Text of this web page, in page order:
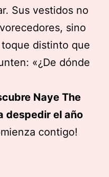
Sus vestidos no
sino
distinto que
«¿De dónde
Naye The
despedir el año
contigo!